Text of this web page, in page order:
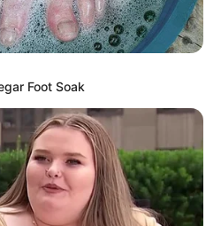
Foot Soak